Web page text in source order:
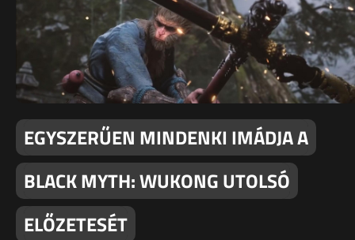
EGYSZERŰEN MINDENKI IMÁDJA A
BLACK MYTH: WUKONG UTOLSÓ
ELŐZETESÉT